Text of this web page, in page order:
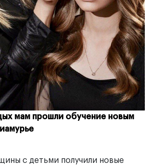
мам прошли обучение новым
с детьми получили новые